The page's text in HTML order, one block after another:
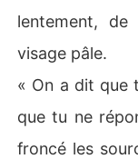
lentement,
visage pâle.
« On a dit que
que tu ne
froncé les